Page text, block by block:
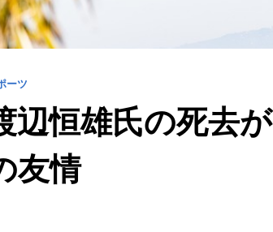
ーツ
辺恒雄氏の死去
友情